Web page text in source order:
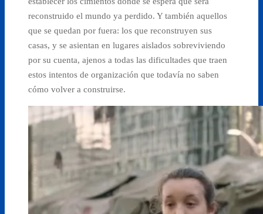
reconstruido el mundo ya perdido. Y también aquellos
que se quedan por fuera: los que reconstruyen sus
casas, y se asientan en lugares aislados sobreviviendo
por su cuenta, ajenos a todas las dificultades que traen
estos intentos de organización que todavía no saben
cómo volver a construirse.